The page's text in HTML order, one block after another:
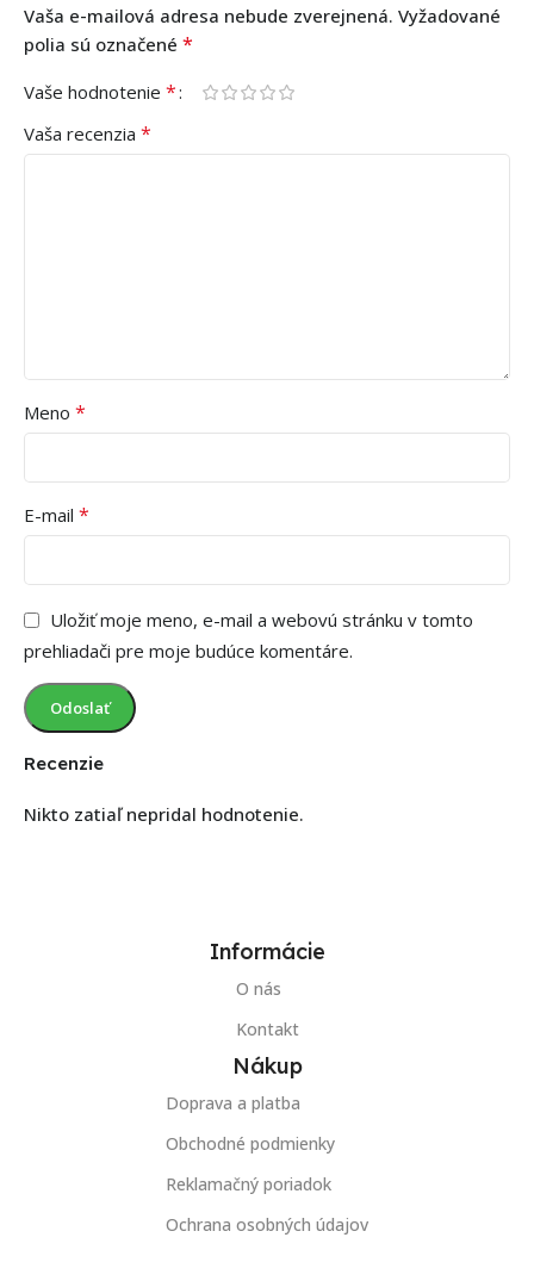
Recenzie
Nikto zatiaľ nepridal hodnotenie.
Vaša e-mailová adresa nebude zverejnená. Vyžadované
polia sú označené *
Vaše hodnotenie *
Vaša recenzia *
Meno *
E-mail *
Uložiť moje meno, e-mail a webovú stránku v tomto
prehliadači pre moje budúce komentáre.
Informácie
O nás
Kontakt
Nákup
Doprava a platba
Obchodné podmienky
Reklamačný poriadok
Ochrana osobných údajov